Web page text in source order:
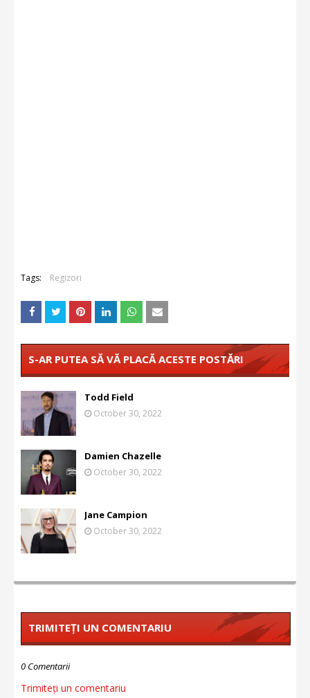
Tags: Regizori
S-AR PUTEA SĂ VĂ PLACĂ ACESTE POSTĂRI
Todd Field
October 30, 2022
Damien Chazelle
October 30, 2022
Jane Campion
October 30, 2022
TRIMITEȚI UN COMENTARIU
0 Comentarii
Trimiteți un comentariu